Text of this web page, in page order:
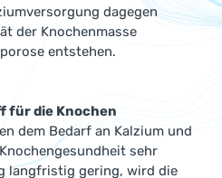
dagegen
der Knochenmasse
entstehen.
für die Knochen
dem Bedarf an Kalzium und
sehr
langfristig gering, wird die